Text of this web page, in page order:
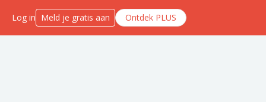
Log in Meld je gratis aan Ontdek PLUS